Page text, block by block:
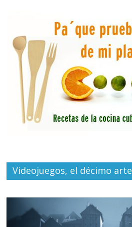
Videojuegos, el décimo arte